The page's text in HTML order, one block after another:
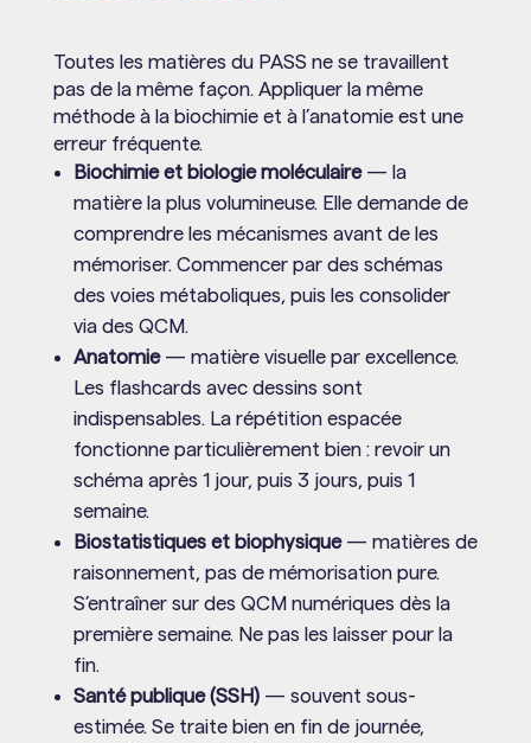
Toutes les matières du PASS ne se travaillent
pas de la même façon. Appliquer la même
méthode à la biochimie et à l’anatomie est une
erreur fréquente.
Biochimie et biologie moléculaire— la
matière la plus volumineuse. Elle demande de
comprendre les mécanismes avant de les
mémoriser. Commencer par des schémas
des voies métaboliques, puis les consolider
via des QCM.
Anatomie— matière visuelle par excellence.
Les flashcards avec dessins sont
indispensables. La répétition espacée
fonctionne particulièrement bien : revoir un
schéma après 1 jour, puis 3 jours, puis 1
semaine.
Biostatistiques et biophysique— matières de
raisonnement, pas de mémorisation pure.
S’entraîner sur des QCM numériques dès la
première semaine. Ne pas les laisser pour la
fin.
Santé publique (SSH)— souvent sous-
estimée. Se traite bien en fin de journée,